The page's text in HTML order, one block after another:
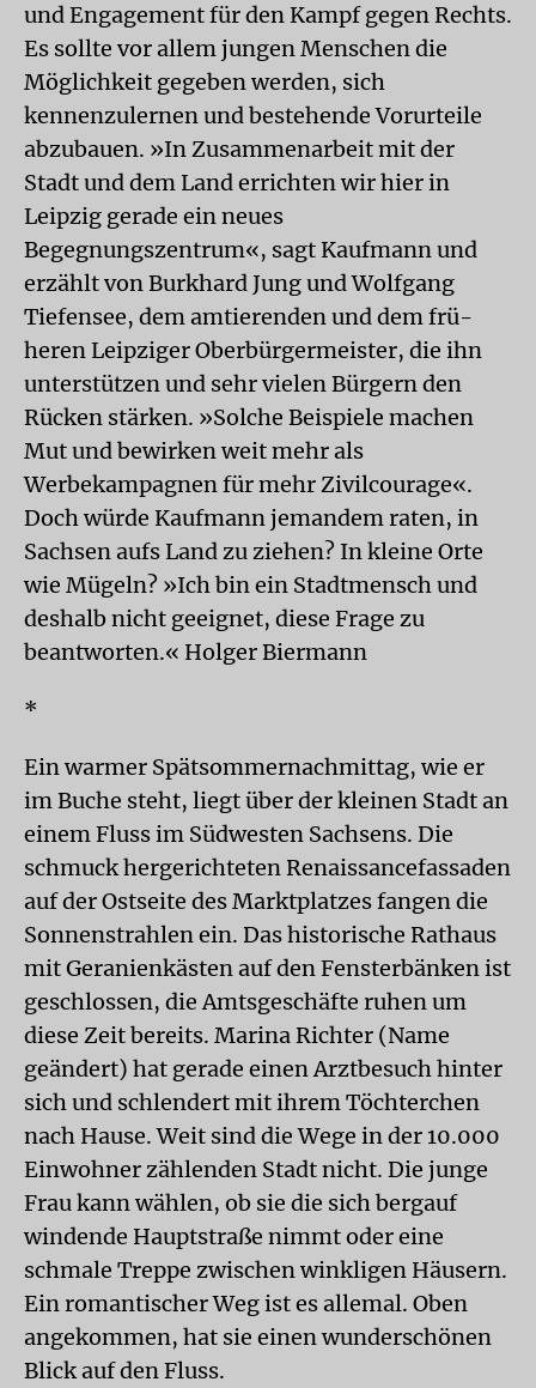
und Engagement für den Kampf gegen Rechts.
Es sollte vor allem jungen Menschen die
Möglichkeit gegeben werden, sich
kennenzulernen und bestehende Vorurteile
abzubauen. »In Zusammenarbeit mit der
Stadt und dem Land errichten wir hier in
Leipzig gerade ein neues
Begegnungszentrum«, sagt Kaufmann und
erzählt von Burkhard Jung und Wolfgang
Tiefensee, dem amtierenden und dem frü-
heren Leipziger Oberbürgermeister, die ihn
unterstützen und sehr vielen Bürgern den
Rücken stärken. »Solche Beispiele machen
Mut und bewirken weit mehr als
Werbekampagnen für mehr Zivilcourage«.
Doch würde Kaufmann jemandem raten, in
Sachsen aufs Land zu ziehen? In kleine Orte
wie Mügeln? »Ich bin ein Stadtmensch und
deshalb nicht geeignet, diese Frage zu
beantworten.« Holger Biermann
*
Ein warmer Spätsommernachmittag, wie er
im Buche steht, liegt über der kleinen Stadt an
einem Fluss im Südwesten Sachsens. Die
schmuck hergerichteten Renaissancefassaden
auf der Ostseite des Marktplatzes fangen die
Sonnenstrahlen ein. Das historische Rathaus
mit Geranienkästen auf den Fensterbänken ist
geschlossen, die Amtsgeschäfte ruhen um
diese Zeit bereits. Marina Richter (Name
geändert) hat gerade einen Arztbesuch hinter
sich und schlendert mit ihrem Töchterchen
nach Hause. Weit sind die Wege in der 10.000
Einwohner zählenden Stadt nicht. Die junge
Frau kann wählen, ob sie die sich bergauf
windende Hauptstraße nimmt oder eine
schmale Treppe zwischen winkligen Häusern.
Ein romantischer Weg ist es allemal. Oben
angekommen, hat sie einen wunderschönen
Blick auf den Fluss.